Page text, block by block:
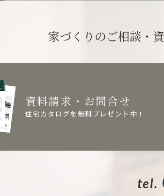
家づくりのご相談・資
資料請求・お問合せ
住宅カタログを無料プレゼント中！
tel.